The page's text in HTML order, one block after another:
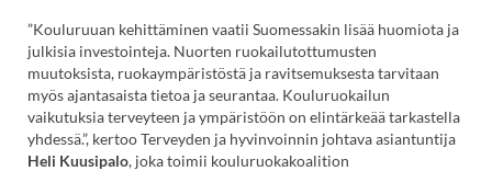
”Kouluruuan kehittäminen vaatii Suomessakin lisää huomiota ja
julkisia investointeja. Nuorten ruokailutottumusten
muutoksista, ruokaympäristöstä ja ravitsemuksesta tarvitaan
myös ajantasaista tietoa ja seurantaa. Kouluruokailun
vaikutuksia terveyteen ja ympäristöön on elintärkeää tarkastella
yhdessä.”, kertoo Terveyden ja hyvinvoinnin johtava asiantuntija
Heli Kuusipalo, joka toimii kouluruokakoalition